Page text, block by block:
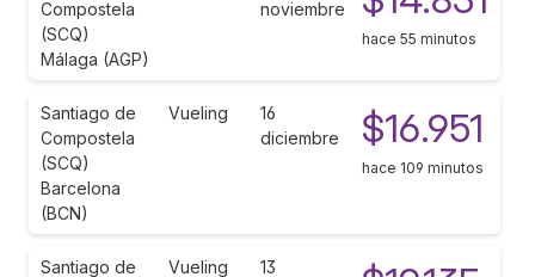
Compostela
(SCQ)
Málaga (AGP)
noviembre
hace 55 minutos
Santiago de
Compostela
(SCQ)
Barcelona
(BCN)
Vueling
16
diciembre
$16.951
hace 109 minutos
Santiago de Vueling 13